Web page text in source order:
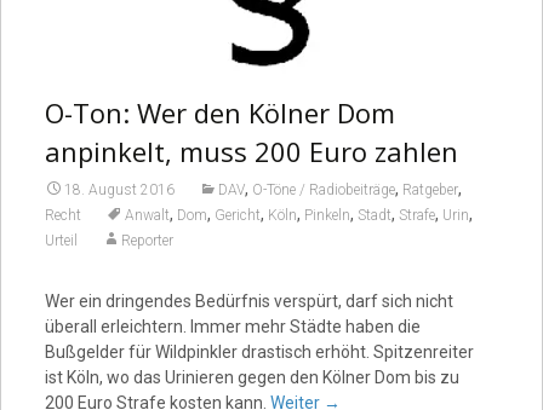
O-Ton: Wer den Kölner Dom
anpinkelt, muss 200 Euro zahlen
18. August 2016 DAV, O-Töne / Radiobeiträge, Ratgeber,
Recht Anwalt, Dom, Gericht, Köln, Pinkeln, Stadt, Strafe, Urin,
Urteil Reporter
Wer ein dringendes Bedürfnis verspürt, darf sich nicht
überall erleichtern. Immer mehr Städte haben die
Bußgelder für Wildpinkler drastisch erhöht. Spitzenreiter
ist Köln, wo das Urinieren gegen den Kölner Dom bis zu
200 Euro Strafe kosten kann. Weiter →